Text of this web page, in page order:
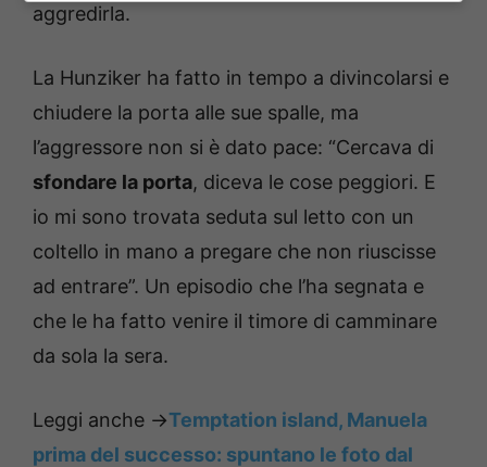
aggredirla.
La Hunziker ha fatto in tempo a divincolarsi e
chiudere la porta alle sue spalle, ma
l’aggressore non si è dato pace: “Cercava di
sfondare la porta, diceva le cose peggiori. E
io mi sono trovata seduta sul letto con un
coltello in mano a pregare che non riuscisse
ad entrare”. Un episodio che l’ha segnata e
che le ha fatto venire il timore di camminare
da sola la sera.
Leggi anche ->Temptation island, Manuela
prima del successo: spuntano le foto dal